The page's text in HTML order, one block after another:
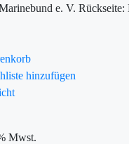
e. V. Rückseite:
hinzufügen
Mwst.